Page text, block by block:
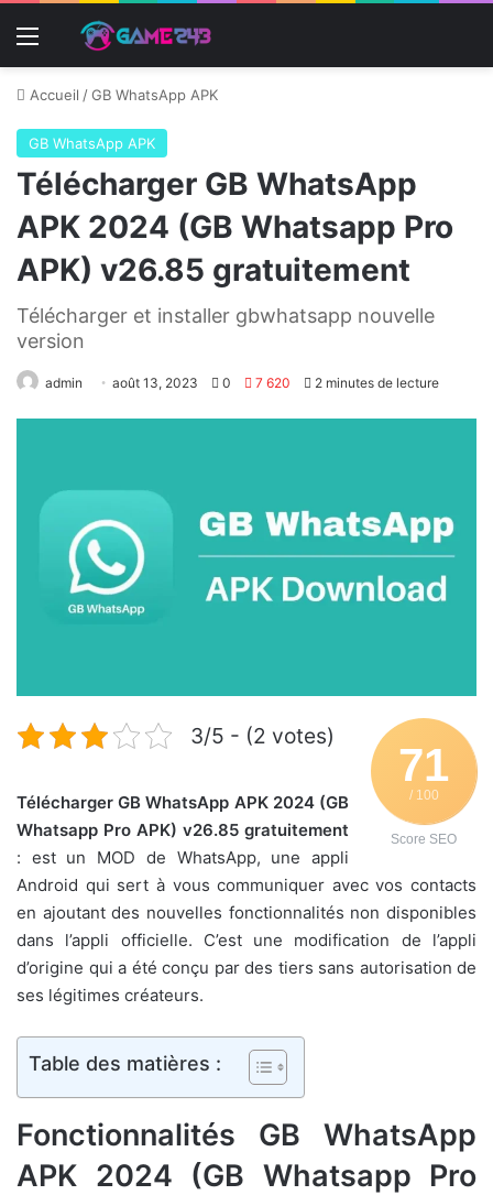
Menu
Accueil /GB WhatsApp APK
GB WhatsApp APK
Télécharger GB WhatsApp
APK 2024 (GB Whatsapp Pro
APK) v26.85 gratuitement
Télécharger et installer gbwhatsapp nouvelle
version
admin août 13, 2023 0 7 620 2 minutes de lecture
71
/ 100
Score SEO
3/5 - (2 votes)
Télécharger GB WhatsApp APK 2024 (GB
Whatsapp Pro APK) v26.85 gratuitement
: est un MOD de WhatsApp, une appli
Android qui sert à vous communiquer avec vos contacts
en ajoutant des nouvelles fonctionnalités non disponibles
dans l’appli officielle. C’est une modification de l’appli
d’origine qui a été conçu par des tiers sans autorisation de
ses légitimes créateurs.
Table des matières :
Fonctionnalités GB WhatsApp
APK 2024 (GB Whatsapp Pro